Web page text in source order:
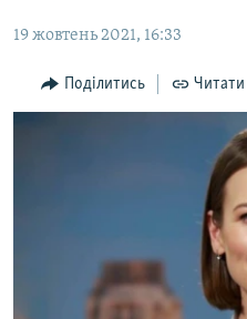
Перейти
пошукуІНТЕРВ'Ю
СВІДЧЕННЯ ОКУПАЦІЇ
ЯК ОБІЙТИ БЛОКУВАННЯ
Qırımtatar
19 жовтень 2021, 16:33
Поділитись Читати